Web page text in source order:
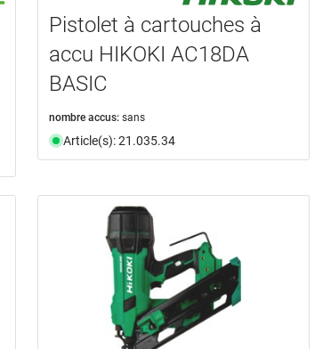
Pistolet à cartouches à
accu HIKOKI AC18DA
BASIC
nombre accus: sans
Article(s): 21.035.34